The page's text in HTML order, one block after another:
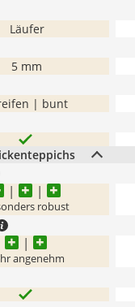
Läufer
5 mm
| bunt
robust
angenehm